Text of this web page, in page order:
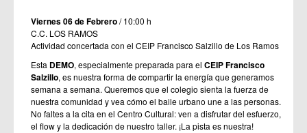
Viernes 06 de Febrero/ 10:00 h
C.C. LOS RAMOS
Actividad concertada con el CEIP Francisco Salzillo de Los Ramos
Esta DEMO, especialmente preparada para el CEIP Francisco
Salzillo, es nuestra forma de compartir la energía que generamos
semana a semana. Queremos que el colegio sienta la fuerza de
nuestra comunidad y vea cómo el baile urbano une a las personas.
No faltes a la cita en el Centro Cultural: ven a disfrutar del esfuerzo,
el flow y la dedicación de nuestro taller. ¡La pista es nuestra!